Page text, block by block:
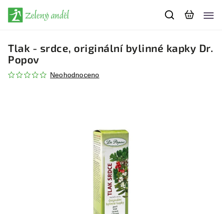
Tlak - srdce, originální bylinné kapky Dr.
Popov
Neohodnoceno